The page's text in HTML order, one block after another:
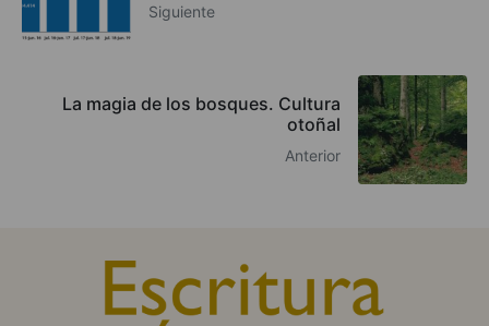
Siguiente
La magia de los bosques. Cultura
otoñal
Anterior